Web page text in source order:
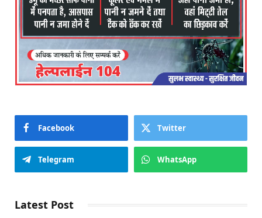
Facebook Twitter
Telegram WhatsApp
Latest Post